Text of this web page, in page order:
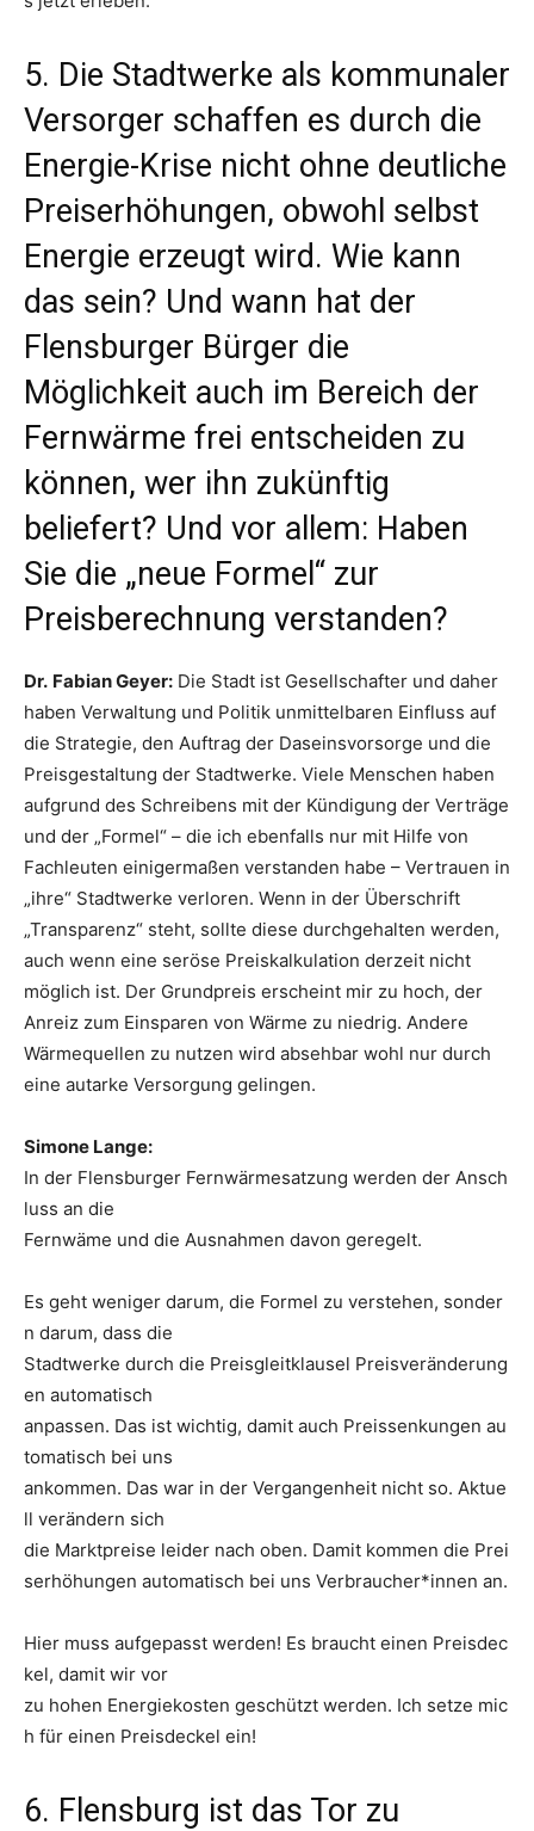
5. Die Stadtwerke als kommunaler
Versorger schaffen es durch die
Energie-Krise nicht ohne deutliche
Preiserhöhungen, obwohl selbst
Energie erzeugt wird. Wie kann
das sein? Und wann hat der
Flensburger Bürger die
Möglichkeit auch im Bereich der
Fernwärme frei entscheiden zu
können, wer ihn zukünftig
beliefert? Und vor allem: Haben
Sie die „neue Formel“ zur
Preisberechnung verstanden?
Dr. Fabian Geyer: Die Stadt ist Gesellschafter und daher
haben Verwaltung und Politik unmittelbaren Einfluss auf
die Strategie, den Auftrag der Daseinsvorsorge und die
Preisgestaltung der Stadtwerke. Viele Menschen haben
aufgrund des Schreibens mit der Kündigung der Verträge
und der „Formel“ – die ich ebenfalls nur mit Hilfe von
Fachleuten einigermaßen verstanden habe – Vertrauen in
„ihre“ Stadtwerke verloren. Wenn in der Überschrift
„Transparenz“ steht, sollte diese durchgehalten werden,
auch wenn eine seröse Preiskalkulation derzeit nicht
möglich ist. Der Grundpreis erscheint mir zu hoch, der
Anreiz zum Einsparen von Wärme zu niedrig. Andere
Wärmequellen zu nutzen wird absehbar wohl nur durch
eine autarke Versorgung gelingen.
Simone Lange:
In der Flensburger Fernwärmesatzung werden der Ansch
luss an die
Fernwäme und die Ausnahmen davon geregelt.
Es geht weniger darum, die Formel zu verstehen, sonder
n darum, dass die
Stadtwerke durch die Preisgleitklausel Preisveränderung
en automatisch
anpassen. Das ist wichtig, damit auch Preissenkungen au
tomatisch bei uns
ankommen. Das war in der Vergangenheit nicht so. Aktue
ll verändern sich
die Marktpreise leider nach oben. Damit kommen die Prei
serhöhungen automatisch bei uns Verbraucher*innen an.
Hier muss aufgepasst werden! Es braucht einen Preisdec
kel, damit wir vor
zu hohen Energiekosten geschützt werden. Ich setze mic
h für einen Preisdeckel ein!
6. Flensburg ist das Tor zu